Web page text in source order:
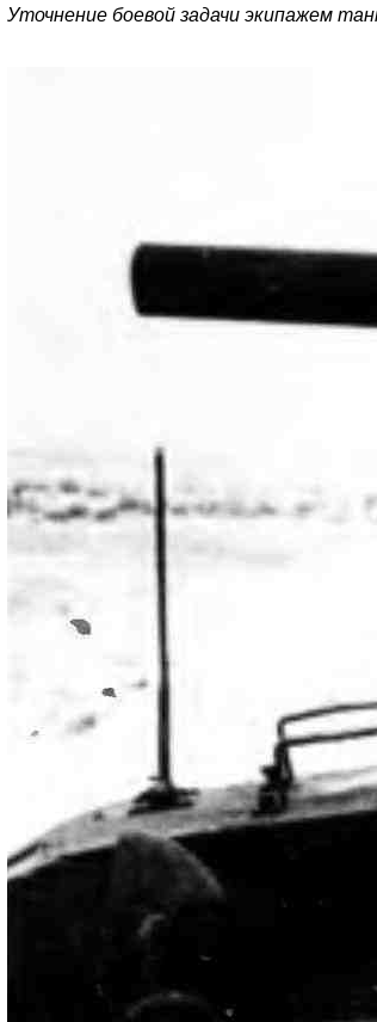
Уточнение боевой задачи экипажем